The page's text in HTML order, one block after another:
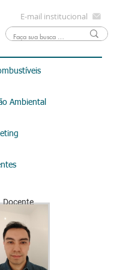
E-mail institucional
Ambiental
Docente